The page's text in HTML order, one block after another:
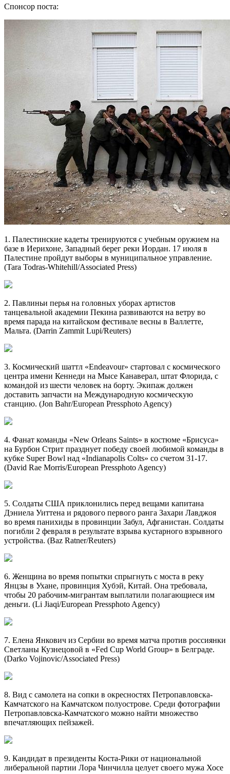
Спонсор поста:
1. Палестинские кадеты тренируются с учебным оружием на
базе в Иерихоне, Западный берег реки Иордан. 17 июля в
Палестине пройдут выборы в муниципальное управление.
(Tara Todras-Whitehill/Associated Press)
2. Павлиньи перья на головных уборах артистов
танцевальной академии Пекина развиваются на ветру во
время парада на китайском фестивале весны в Валлетте,
Мальта. (Darrin Zammit Lupi/Reuters)
3. Космический шаттл «Endeavour» стартовал с космического
центра имени Кеннеди на Мысе Канаверал, штат Флорида, с
командой из шести человек на борту. Экипаж должен
доставить запчасти на Международную космическую
станцию. (Jon Bahr/European Pressphoto Agency)
4. Фанат команды «New Orleans Saints» в костюме «Брисуса»
на Бурбон Стрит празднует победу своей любимой команды в
кубке Super Bowl над «Indianapolis Colts» со счетом 31-17.
(David Rae Morris/European Pressphoto Agency)
5. Солдаты США приклонились перед вещами капитана
Дэниела Уиттена и рядового первого ранга Захари Лавджоя
во время панихиды в провинции Забул, Афганистан. Солдаты
погибли 2 февраля в результате взрыва кустарного взрывного
устройства. (Baz Ratner/Reuters)
6. Женщина во время попытки спрыгнуть с моста в реку
Янцзы в Ухане, провинция Хубэй, Китай. Она требовала,
чтобы 20 рабочим-мигрантам выплатили полагающиеся им
деньги. (Li Jiaqi/European Pressphoto Agency)
7. Елена Янкович из Сербии во время матча против россиянки
Светланы Кузнецовой в «Fed Cup World Group» в Белграде.
(Darko Vojinovic/Associated Press)
8. Вид с самолета на сопки в окресностях Петропавловска-
Камчатского на Камчатском полуострове. Среди фотографии
Петропавловска-Камчатского можно найти множество
впечатляющих пейзажей.
9. Кандидат в президенты Коста-Рики от национальной
либеральной партии Лора Чинчилла целует своего мужа Хосе